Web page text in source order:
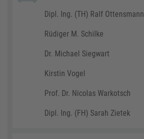
Dipl. Ing. (TH) Ralf Ottensmann
Rüdiger M. Schilke
Dr. Michael Siegwart
Kirstin Vogel
Prof. Dr. Nicolas Warkotsch
Dipl. Ing. (FH) Sarah Zietek